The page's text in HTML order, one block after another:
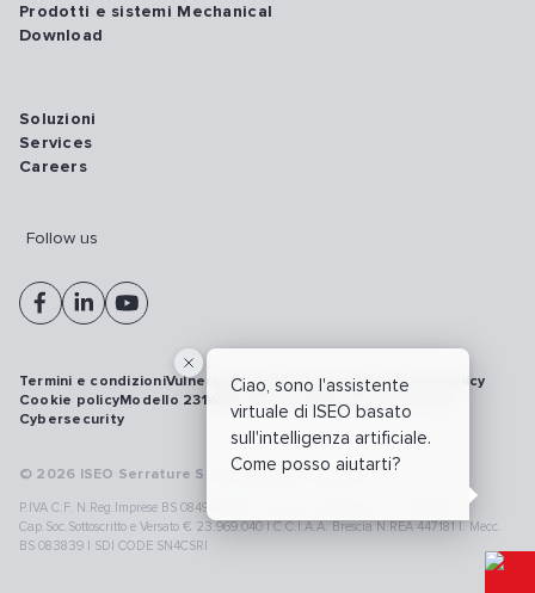
Ciao, sono l'assistente
virtuale di ISEO basato
sull'intelligenza artificiale.
Come posso aiutarti?
Prodotti e sistemi Mechanical
Download
Soluzioni
Services
Careers
Follow us
© 2026 ISEO Serrature S.p.A. All right reserved
P.IVA C.F. N.Reg.Imprese BS 08499190018 | Cap.Soc.Deliberato € 24.340.965 |
Cap.Soc.Sottoscritto e Versato € 23.969.040 | C.C.I.A.A. Brescia N.REA 447181 |. Mecc.
BS 083839 | SDI CODE SN4CSRI
Termini e condizioniVulnerability disclosure policyPrivacy policy
Cookie policyModello 231WhistleblowingRichiamo prodotti
Cybersecurity